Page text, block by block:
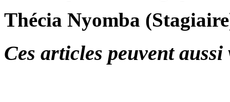
Thécia Nyomba
Ces articles peuvent